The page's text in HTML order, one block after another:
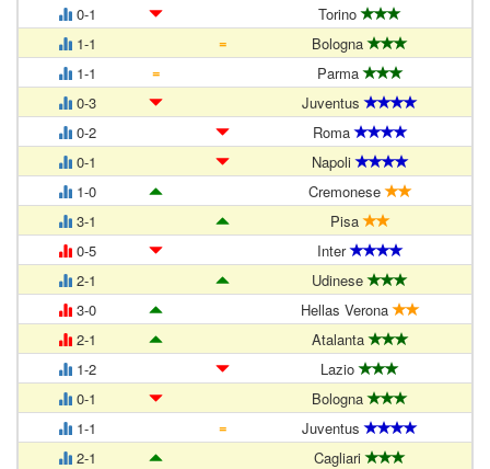
0-1
Torino
1-1
=
Bologna
1-1
=
Parma
0-3
Juventus
0-2
Roma
0-1
Napoli
1-0
Cremonese
3-1
Pisa
0-5
Inter
2-1
Udinese
3-0
Hellas Verona
2-1
Atalanta
1-2
Lazio
0-1
Bologna
1-1
=
Juventus
2-1
Cagliari